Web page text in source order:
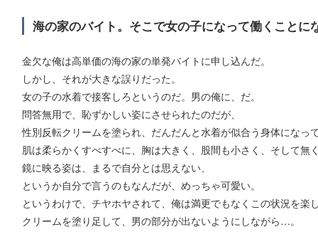
海の家のバイト。そこで女の子になって働くこと
金欠な俺は高単価の海の家の単発バイトに申し込んだ。
しかし、それが大きな誤りだった。
女の子の水着で接客しろというのだ。男の俺に、だ。
問答無用で、恥ずかしい姿にさせられたのだが、
性別反転クリームを塗られ、だんだんと水着が似合う身体になっ
肌は柔らかくすべすべに、胸は大きく、股間も小さく、そして無
鏡に映る姿は、まるで自分とは思えない、
というか自分で言うのもなんだが、めっちゃ可愛い。
というわけで、チヤホヤされて、俺は満更でもなくこの状況を楽
クリームを塗り足して、男の部分が出ないようにしながら…。